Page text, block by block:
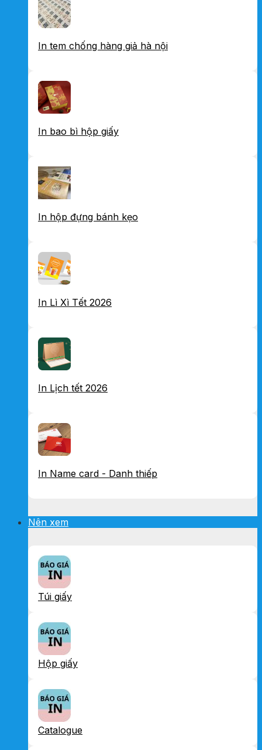
In tem chống hàng giả hà nội
In bao bì hộp giấy
In hộp đựng bánh kẹo
In Lì Xì Tết 2026
In Lịch tết 2026
In Name card - Danh thiếp
Nên xem
Túi giấy
Hộp giấy
Catalogue